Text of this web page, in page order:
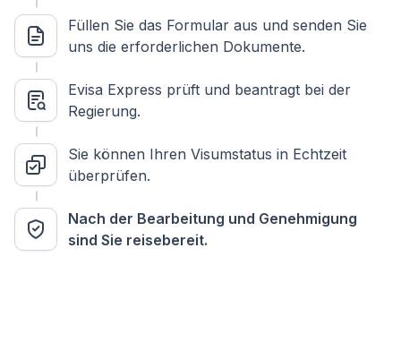
Füllen Sie das Formular aus und senden Sie
uns die erforderlichen Dokumente.
Evisa Express prüft und beantragt bei der
Regierung.
Sie können Ihren Visumstatus in Echtzeit
überprüfen.
Nach der Bearbeitung und Genehmigung
sind Sie reisebereit.